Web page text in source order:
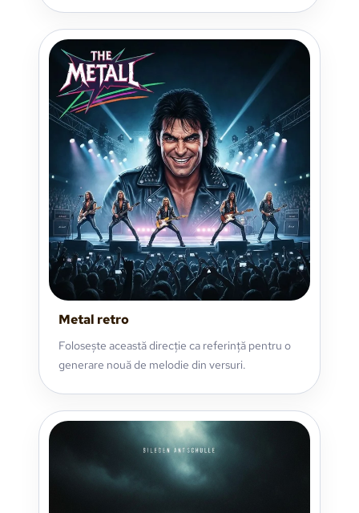
Metal retro
Folosește această direcție ca referință pentru o
generare nouă de melodie din versuri.